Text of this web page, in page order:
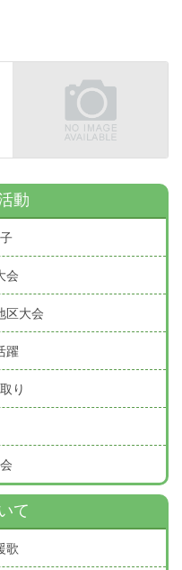
動
会
区大会
躍
り
て
歌